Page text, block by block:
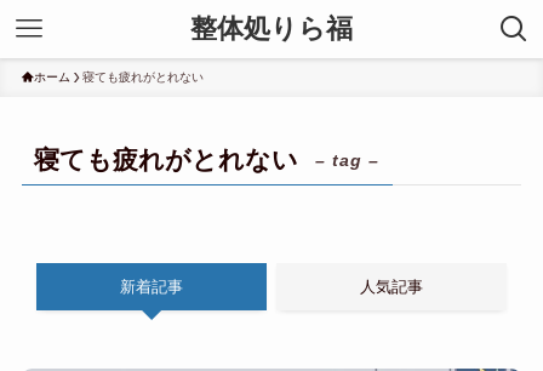
整体処りら福
ホーム 寝ても疲れがとれない
寝ても疲れがとれない – tag –
新着記事 人気記事